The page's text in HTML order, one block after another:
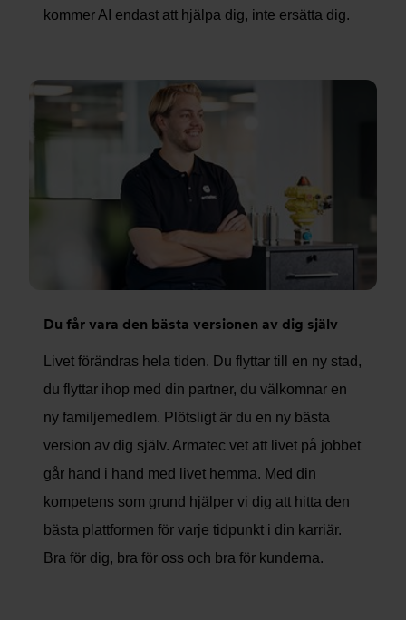
kommer AI endast att hjälpa dig, inte ersätta dig.
Du får vara den bästa versionen av dig själv
Livet förändras hela tiden. Du flyttar till en ny stad,
du flyttar ihop med din partner, du välkomnar en
ny familjemedlem. Plötsligt är du en ny bästa
version av dig själv. Armatec vet att livet på jobbet
går hand i hand med livet hemma. Med din
kompetens som grund hjälper vi dig att hitta den
bästa plattformen för varje tidpunkt i din karriär.
Bra för dig, bra för oss och bra för kunderna.